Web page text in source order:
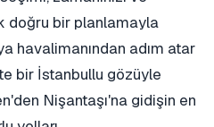
doğru bir planlamayla
havalimanından adım atar
bir İstanbullu gözüyle
Nişantaşı'na gidişin en